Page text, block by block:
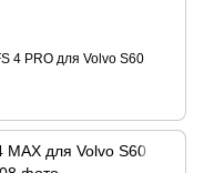
4 PRO для Volvo S60